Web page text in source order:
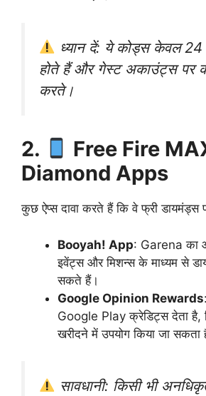
ध्यान दें: ये कोड्स केवल
होते हैं और गेस्ट अकाउंट्स पर
करते।
2.
Free Fire
Diamond Apps
कुछ ऐप्स दावा करते हैं कि वे फ्री
Booyah! App: Garena का
इवेंट्स और मिशन्स के माध्यम से
सकते हैं।
Google Opinion Rewards
Google Play क्रेडिट्स देता है,
खरीदने में उपयोग किया जा सकता
सावधानी: किसी भी